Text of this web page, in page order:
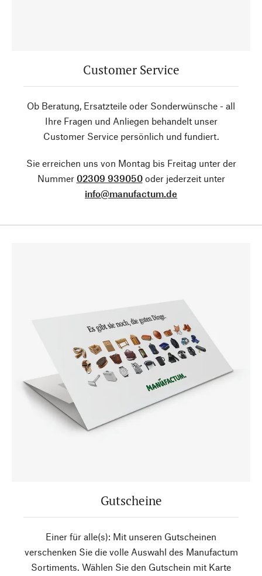
Customer Service
Ob Beratung, Ersatzteile oder Sonderwünsche - all
Ihre Fragen und Anliegen behandelt unser
Customer Service persönlich und fundiert.
Sie erreichen uns von Montag bis Freitag unter der
Nummer 02309 939050oder jederzeit unter
info@manufactum.de
Gutscheine
Einer für alle(s): Mit unseren Gutscheinen
verschenken Sie die volle Auswahl des Manufactum
Sortiments. Wählen Sie den Gutschein mit Karte